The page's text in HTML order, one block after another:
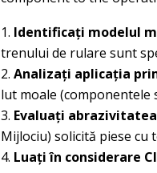
Identificați modelul
trenului de rulare sunt
Analizați aplicația
lut moale (componentele
Evaluați
Mijlociu) solicită piese cu
Luați în considerare